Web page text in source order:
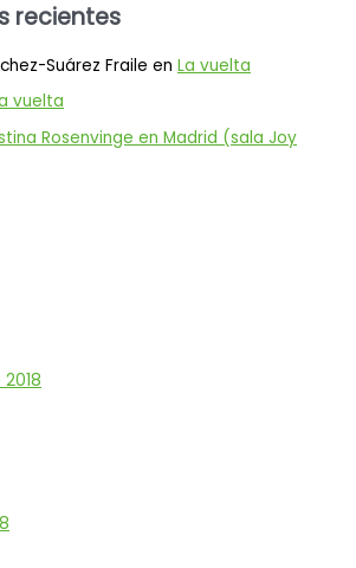
recientes
Suárez Fraile enLa vuelta
vuelta
Rosenvinge en Madrid (sala Joy